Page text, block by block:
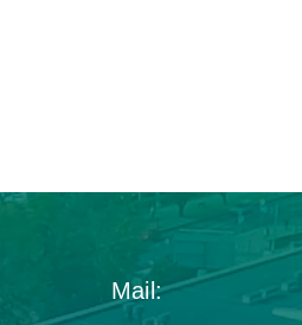
Mail: